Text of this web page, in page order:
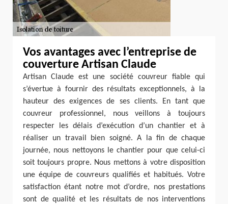
Vos avantages avec l’entreprise de
couverture Artisan Claude
Artisan Claude est une société couvreur fiable qui
s’évertue à fournir des résultats exceptionnels, à la
hauteur des exigences de ses clients. En tant que
couvreur professionnel, nous veillons à toujours
respecter les délais d’exécution d’un chantier et à
réaliser un travail bien soigné. A la fin de chaque
journée, nous nettoyons le chantier pour que celui-ci
soit toujours propre. Nous mettons à votre disposition
une équipe de couvreurs qualifiés et habitués. Votre
satisfaction étant notre mot d’ordre, nos prestations
sont de qualité et les résultats de nos interventions